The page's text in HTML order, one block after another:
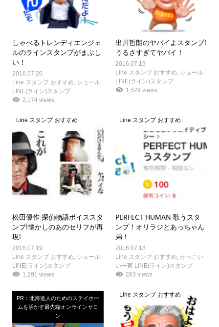
しゃべるトレンディエンジェ
ルのラインスタンプがまぶし
い！
2016.07.20
Line スタンプ おすすめ シュール
LINE(ライン)スタンプ
2,174 views
出川哲朗のヤバイよスタンプ!
うるさすぎてヤバイ！
2016.07.19
Line スタンプ おすすめ シュール
LINE(ライン)スタンプ
1,529 views
Line スタンプ おすすめ
松田優作 探偵物語ボイススタ
ンプ!懐かしのあのセリフが再
現!
2016.07.19
Line スタンプ おすすめ, シュール
LINE(ライン)スタンプ
1,291 views
Line スタンプ おすすめ
PERFECT HUMAN 歌うスタ
ンプ！オリラジとあっちゃん
弟！
2016.07.18
Line スタンプ おすすめ,かっこい
い一言 LINE(ライン)スタンプ
283 views
PR：北海道人のためのステイホー
ムを活かす最先端オンラインサロ
ン
Line スタンプ おすすめ